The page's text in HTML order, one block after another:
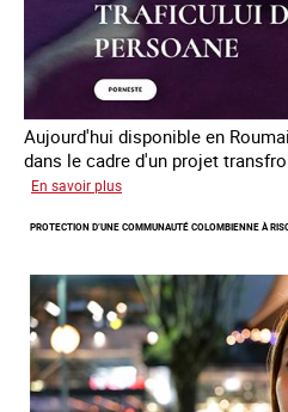
Aujourd'hui disponible en
dans le cadre d'un projet
En savoir plus
module
formation
en
ligne
sur
traite
PROTECTION D’UNE COMMUNAUTÉ COLOMBIENNE À